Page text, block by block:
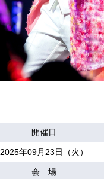
開催日
2025年09月23日（火）
会 場